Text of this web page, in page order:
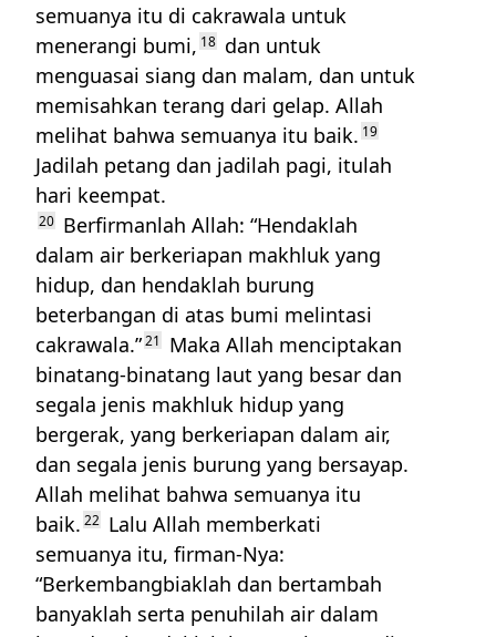
semuanya itu di cakrawala untuk
menerangi bumi, 18 dan untuk
menguasai siang dan malam, dan untuk
memisahkan terang dari gelap. Allah
melihat bahwa semuanya itu baik. 19
Jadilah petang dan jadilah pagi, itulah
hari keempat.
20 Berfirmanlah Allah: “Hendaklah
dalam air berkeriapan makhluk yang
hidup, dan hendaklah burung
beterbangan di atas bumi melintasi
cakrawala.”21
Maka Allah menciptakan
binatang-binatang laut yang besar dan
segala jenis makhluk hidup yang
bergerak, yang berkeriapan dalam air,
dan segala jenis burung yang bersayap.
Allah melihat bahwa semuanya itu
baik. 22
Lalu Allah memberkati
semuanya itu, firman-Nya:
“Berkembangbiaklah dan bertambah
banyaklah serta penuhilah air dalam